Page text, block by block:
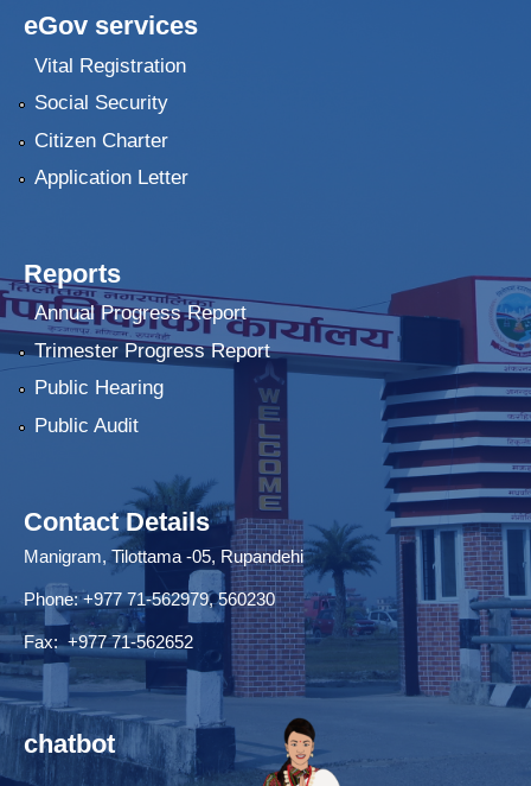
eGov services
Vital Registration
Social Security
Citizen Charter
Application Letter
Reports
Annual Progress Report
Trimester Progress Report
Public Hearing
Public Audit
Contact Details
Manigram, Tilottama -05, Rupandehi
Phone: +977 71-562979, 560230
Fax: +977 71-562652
chatbot